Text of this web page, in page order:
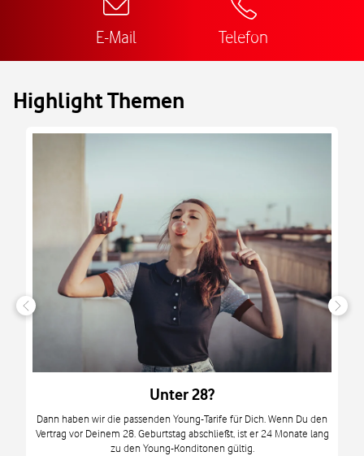
E-Mail Telefon
Highlight Themen
Unter 28?
Dann haben wir die passenden Young-Tarife für Dich. Wenn Du den
Vertrag vor Deinem 28. Geburtstag abschließt, ist er 24 Monate lang
zu den Young-Konditonen gültig.